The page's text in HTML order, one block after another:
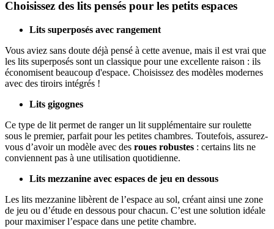
Choisissez des lits pensés pour les petits espaces
Lits superposés avec rangement
Vous aviez sans doute déjà pensé à cette avenue, mais il est vrai que
les lits superposés sont un classique pour une excellente raison : ils
économisent beaucoup d'espace. Choisissez des modèles modernes
avec des tiroirs intégrés !
Lits gigognes
Ce type de lit permet de ranger un lit supplémentaire sur roulette
sous le premier, parfait pour les petites chambres. Toutefois, assurez-
vous d’avoir un modèle avec des roues robustes : certains lits ne
conviennent pas à une utilisation quotidienne.
Lits mezzanine avec espaces de jeu en dessous
Les lits mezzanine libèrent de l’espace au sol, créant ainsi une zone
de jeu ou d’étude en dessous pour chacun. C’est une solution idéale
pour maximiser l’espace dans une petite chambre.